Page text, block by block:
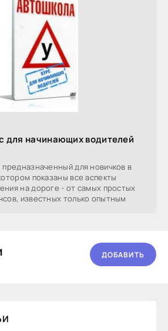
для начинающих водителей
для новичков в
показаны все аспекты
на дороге - от самых простых
известных только опытным
ДОБАВИТЬ